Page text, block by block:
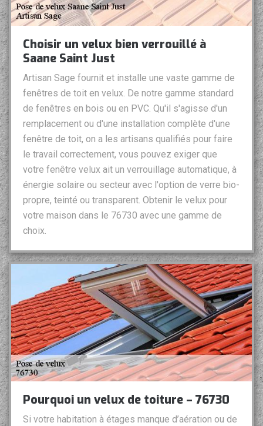
Choisir un velux bien verrouillé à
Saane Saint Just
Artisan Sage fournit et installe une vaste gamme de
fenêtres de toit en velux. De notre gamme standard
de fenêtres en bois ou en PVC. Qu'il s'agisse d'un
remplacement ou d'une installation complète d'une
fenêtre de toit, on a les artisans qualifiés pour faire
le travail correctement, vous pouvez exiger que
votre fenêtre velux ait un verrouillage automatique, à
énergie solaire ou secteur avec l'option de verre bio-
propre, teinté ou transparent. Obtenir le velux pour
votre maison dans le 76730 avec une gamme de
choix.
Pourquoi un velux de toiture – 76730
Si votre habitation à étages manque d’aération ou de